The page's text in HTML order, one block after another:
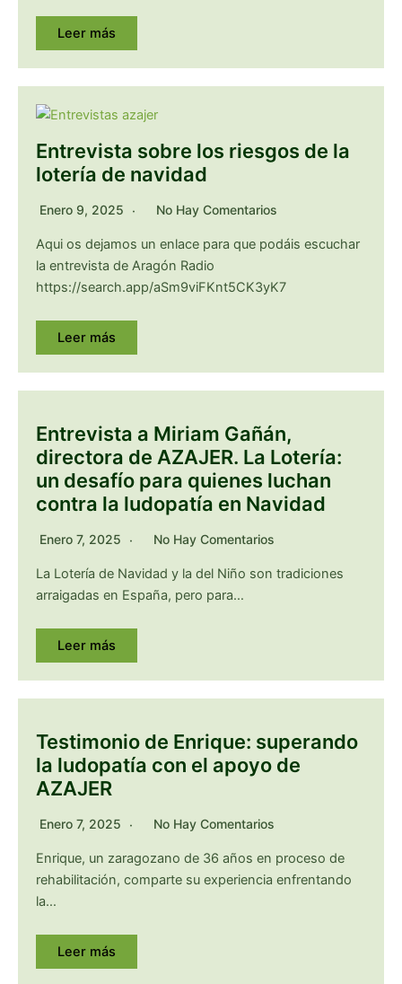
Leer más
Entrevista sobre los riesgos de la
lotería de navidad
Enero 9, 2025 No Hay Comentarios
Aqui os dejamos un enlace para que podáis escuchar
la entrevista de Aragón Radio
https://search.app/aSm9viFKnt5CK3yK7
Leer más
Entrevista a Miriam Gañán,
directora de AZAJER. La Lotería:
un desafío para quienes luchan
contra la ludopatía en Navidad
Enero 7, 2025 No Hay Comentarios
La Lotería de Navidad y la del Niño son tradiciones
arraigadas en España, pero para…
Leer más
Testimonio de Enrique: superando
la ludopatía con el apoyo de
AZAJER
Enero 7, 2025 No Hay Comentarios
Enrique, un zaragozano de 36 años en proceso de
rehabilitación, comparte su experiencia enfrentando
la…
Leer más